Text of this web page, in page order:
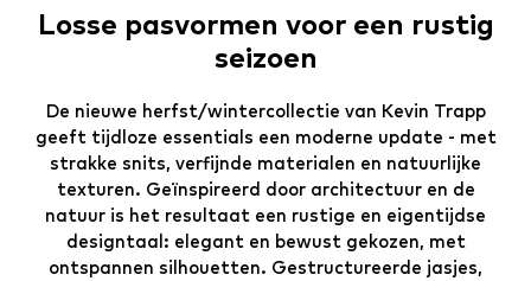
Losse pasvormen voor een rustig
seizoen
De nieuwe herfst/wintercollectie van Kevin Trapp
geeft tijdloze essentials een moderne update - met
strakke snits, verfijnde materialen en natuurlijke
texturen. Geïnspireerd door architectuur en de
natuur is het resultaat een rustige en eigentijdse
designtaal: elegant en bewust gekozen, met
ontspannen silhouetten. Gestructureerde jasjes,